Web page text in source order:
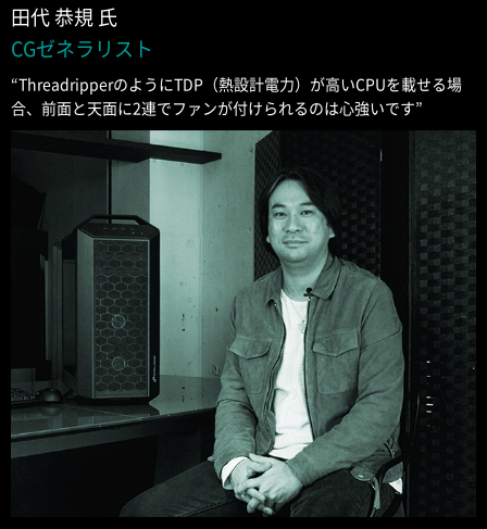
田代 恭規 氏
CGゼネラリスト
“ThreadripperのようにTDP（熱設計電力）が高いCPUを載せる場
合、前面と天面に2連でファンが付けられるのは心強いです”